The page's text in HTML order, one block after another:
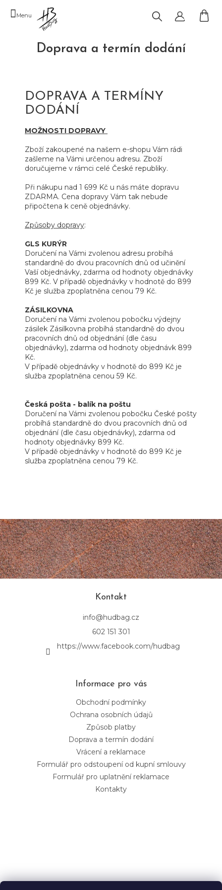
Doprava a termín dodání
DOPRAVA A TERMÍNY
DODÁNÍ
MOŽNOSTI DOPRAVY
Zboží zakoupené na našem e-shopu Vám rádi
zašleme na Vámi určenou adresu. Zboží
doručujeme v rámci celé České republiky.
Při nákupu nad 1 699 Kč u nás máte dopravu
ZDARMA. Cena dopravy Vám tak nebude
připočtena k ceně objednávky.
Způsoby dopravy:
GLS KURÝR
Doručení na Vámi zvolenou adresu probíhá
standardně do dvou pracovních dnů od učinění
Vaší objednávky, zdarma od hodnoty objednávky
899 Kč. V případě objednávky v hodnotě do 899
Kč je služba zpoplatněna cenou 79 Kč.
ZÁSILKOVNA
Doručení na Vámi zvolenou pobočku výdejny
zásilek Zásilkovna probíhá standardně do dvou
pracovních dnů od objednání (dle času
objednávky), zdarma od hodnoty objednávk 899
Kč.
V případě objednávky v hodnotě do 899 Kč je
služba zpoplatněna cenou 59 Kč.
Česká pošta - balík na poštu
Doručení na Vámi zvolenou pobočku České pošty
probíhá standardně do dvou pracovních dnů od
objednání (dle času objednávky), zdarma od
hodnoty objednávky 899 Kč.
V případě objednávky v hodnotě do 899 Kč je
služba zpoplatněna cenou 79 Kč.
t
í
Kontakt
info@hudbag.cz
602 151 301
https://www.facebook.com/hudbag
Informace pro vás
Obchodní podmínky
Ochrana osobních údajů
Způsob platby
Doprava a termín dodání
Vrácení a reklamace
Formulář pro odstoupení od kupní smlouvy
Formulář pro uplatnění reklamace
Kontakty